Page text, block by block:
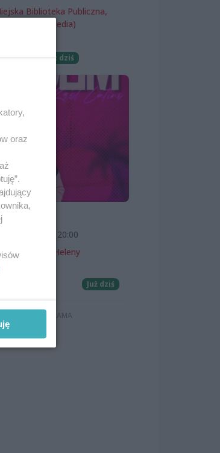
Biblioteka Publiczna,
nr 54 (ProMedia)
Już dziś
sierpnia 2026, 20:00
Letni im. Heleny
Już dziś
oraz